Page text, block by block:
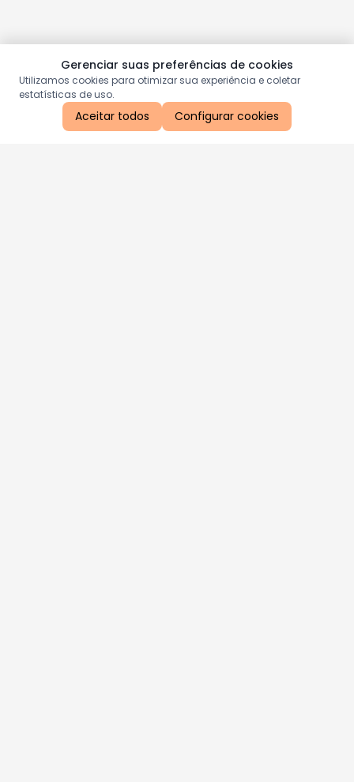
Gerenciar suas preferências de cookies
Utilizamos cookies para otimizar sua experiência e coletar
estatísticas de uso.
Aceitar todos Configurar cookies